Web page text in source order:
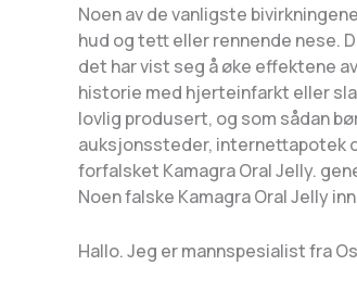
Noen av de vanligste
hud og tett eller rennende nese.
det har vist seg å øke effektene
historie med hjerteinfarkt eller
lovlig produsert, og som sådan
auksjonssteder, internettapotek
forfalsket Kamagra Oral Jelly.
Noen falske Kamagra Oral Jelly
Hallo. Jeg er mannspesialist fra